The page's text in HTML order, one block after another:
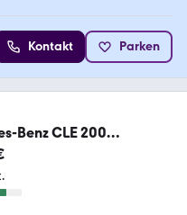
Kontakt Parken
Benz CLE 200
DISTRONIC 360Kam